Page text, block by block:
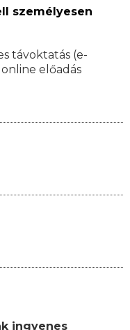
személyesen
távoktatás (e-
előadás
ingyenes